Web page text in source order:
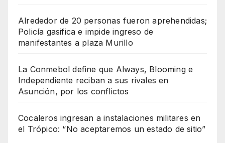
Alrededor de 20 personas fueron aprehendidas;
Policía gasifica e impide ingreso de
manifestantes a plaza Murillo
La Conmebol define que Always, Blooming e
Independiente reciban a sus rivales en
Asunción, por los conflictos
Cocaleros ingresan a instalaciones militares en
el Trópico: “No aceptaremos un estado de sitio”